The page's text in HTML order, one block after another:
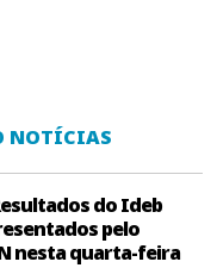
NOTÍCIAS
do Ideb
pelo
nesta quarta-feira